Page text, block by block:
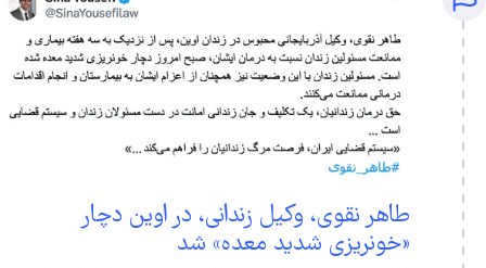
طاهر نقوی، وکیل زندانی، در اوین دچار
«خونریزی شدید معده» شد